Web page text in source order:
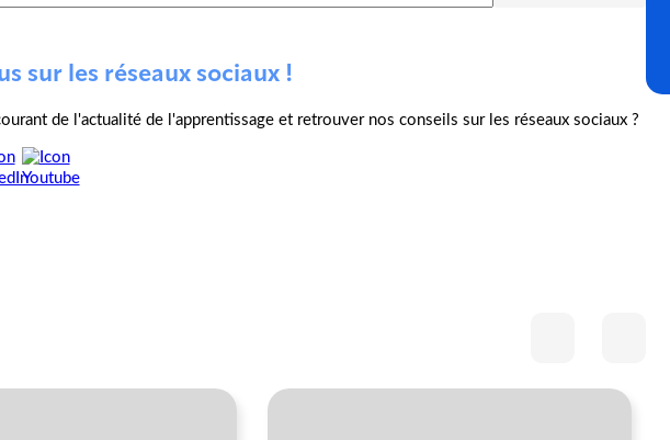
sur les réseaux sociaux !
de l'actualité de l'apprentissage et retrouver nos conseils sur les réseaux sociaux ?